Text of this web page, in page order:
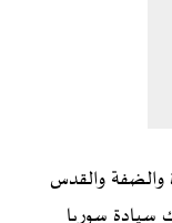
والضفة والقدس
سيادة سوريا